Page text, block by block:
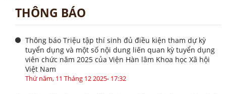
THÔNG BÁO
Thông báo Triệu tập thí sinh đủ điều kiện tham dự kỳ
tuyển dụng và một số nội dung liên quan kỳ tuyển dụng
viên chức năm 2025 của Viện Hàn lâm Khoa học Xã hội
Việt Nam
Thứ năm, 11 Tháng 12 2025- 17:32